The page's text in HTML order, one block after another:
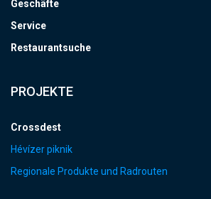
Geschäfte
Service
Restaurantsuche
PROJEKTE
Crossdest
Hévízer piknik
Regionale Produkte und Radrouten